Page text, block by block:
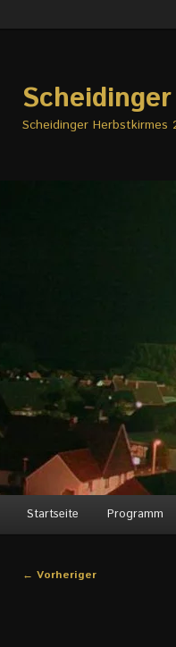
Scheidinger
Startseite Programm
Beitragsnavigation
← Vorheriger